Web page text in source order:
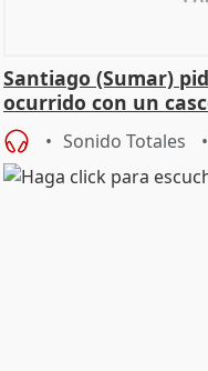
Santiago (Sumar)
ocurrido con un
Sonido Totales